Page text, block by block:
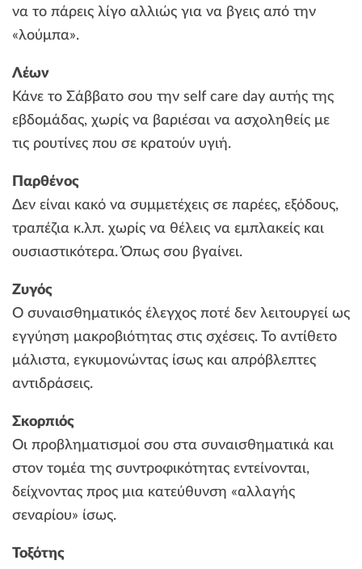
να το πάρεις λίγο αλλιώς για να βγεις από την
«λούμπα».
Λέων
Κάνε το Σάββατο σου την self care day αυτής της
εβδομάδας, χωρίς να βαριέσαι να ασχοληθείς με
τις ρουτίνες που σε κρατούν υγιή.
Παρθένος
Δεν είναι κακό να συμμετέχεις σε παρέες, εξόδους,
τραπέζια κ.λπ. χωρίς να θέλεις να εμπλακείς και
ουσιαστικότερα. Όπως σου βγαίνει.
Ζυγός
Ο συναισθηματικός έλεγχος ποτέ δεν λειτουργεί ως
εγγύηση μακροβιότητας στις σχέσεις. Το αντίθετο
μάλιστα, εγκυμονώντας ίσως και απρόβλεπτες
αντιδράσεις.
Σκορπιός
Οι προβληματισμοί σου στα συναισθηματικά και
στον τομέα της συντροφικότητας εντείνονται,
δείχνοντας προς μια κατεύθυνση «αλλαγής
σεναρίου» ίσως.
Τοξότης